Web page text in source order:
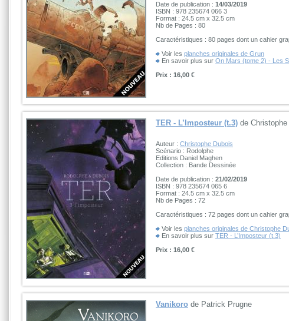
Date de publication : 14/03/2019
ISBN : 978 235674 066 3
Format : 24.5 cm x 32.5 cm
Nb de Pages : 80
Caractéristiques : 80 pages dont un cahier
Voir les planches originales de Grun
En savoir plus sur On Mars (tome 2) - Les
Prix : 16,00 €
TER - L’Imposteur (t.3) de Christophe
Auteur : Christophe Dubois
Scénario : Rodolphe
Editions Daniel Maghen
Collection : Bande Dessinée
Date de publication : 21/02/2019
ISBN : 978 235674 065 6
Format : 24.5 cm x 32.5 cm
Nb de Pages : 72
Caractéristiques : 72 pages dont un cahier
Voir les planches originales de Christophe
En savoir plus sur TER - L’Imposteur (t.3)
Prix : 16,00 €
Vanikoro de Patrick Prugne